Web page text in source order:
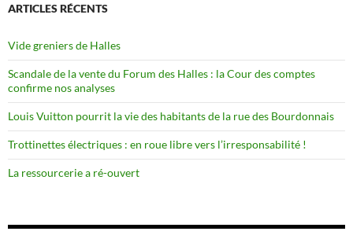
ARTICLES RÉCENTS
Vide greniers de Halles
Scandale de la vente du Forum des Halles : la Cour des comptes
confirme nos analyses
Louis Vuitton pourrit la vie des habitants de la rue des Bourdonnais
Trottinettes électriques : en roue libre vers l’irresponsabilité !
La ressourcerie a ré-ouvert